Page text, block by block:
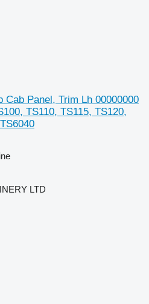
Cab Panel, Trim Lh 00000000
TS110, TS115, TS120,
LTD